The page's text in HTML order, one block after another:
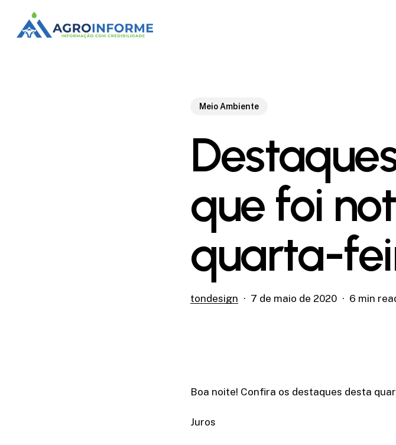
main
Meio Ambiente
que foi
quarta-
tondesign 7 de maio de 2020 6 min
Boa noite! Confira os destaques desta
Juros